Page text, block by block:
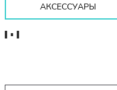
АКСЕССУАРЫ